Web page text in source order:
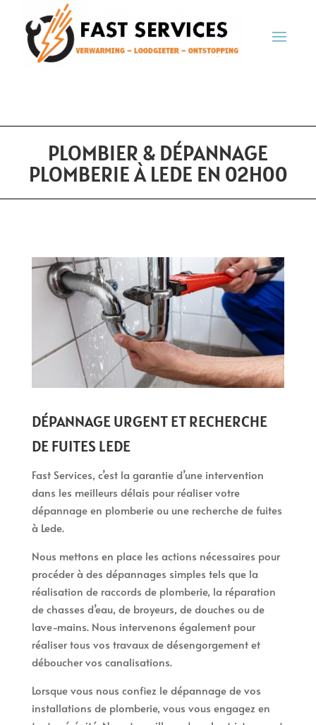
PLOMBIER & DÉPANNAGE
PLOMBERIE À LEDE EN 02H00
DÉPANNAGE URGENT ET RECHERCHE
DE FUITES LEDE
Fast Services, c’est la garantie d’une intervention
dans les meilleurs délais pour réaliser votre
dépannage en plomberie ou une recherche de fuites
à Lede.
Nous mettons en place les actions nécessaires pour
procéder à des dépannages simples tels que la
réalisation de raccords de plomberie, la réparation
de chasses d’eau, de broyeurs, de douches ou de
lave-mains. Nous intervenons également pour
réaliser tous vos travaux de désengorgement et
déboucher vos canalisations.
Lorsque vous nous confiez le dépannage de vos
installations de plomberie, vous vous engagez en